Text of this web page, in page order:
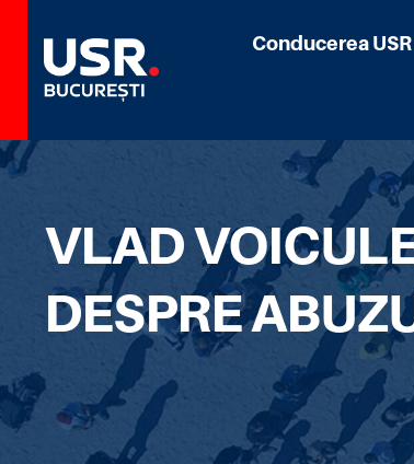
Conducerea
VLAD
DESPRE